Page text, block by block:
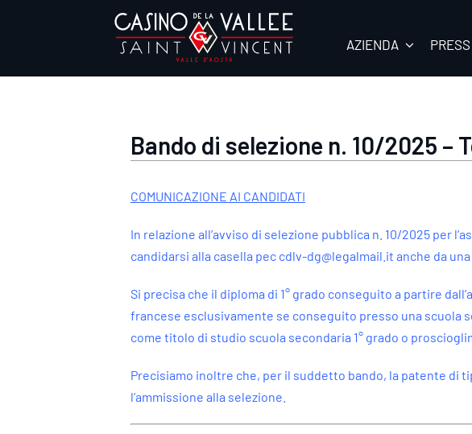
AZIENDA
Bando di selezione n. 10/2025 –
COMUNICAZIONE AI CANDIDATI
In relazione all’avviso di selezione pubblica n. 10/2025 per
candidarsi alla casella pec cdlv-dg@legalmail.it anche da
Si precisa che il diploma di 1° grado conseguito a partire
francese esclusivamente se conseguito presso una scuola
come titolo di studio scuola secondaria 1° grado o
Precisiamo inoltre che, per il suddetto bando, la patente di
l’ammissione alla selezione.